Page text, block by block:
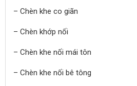
– Chèn khe co giãn
– Chèn khớp nối
– Chèn khe nối mái tôn
– Chèn khe nối bê tông